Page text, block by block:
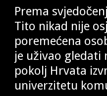
Prema
Tito nikad nije
poremećena
je uživao gledati
pokolj Hrvata
univerzitetu